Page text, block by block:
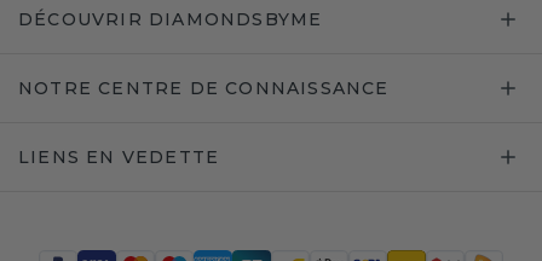
DÉCOUVRIR DIAMONDSBYME
NOTRE CENTRE DE CONNAISSANCE
LIENS EN VEDETTE